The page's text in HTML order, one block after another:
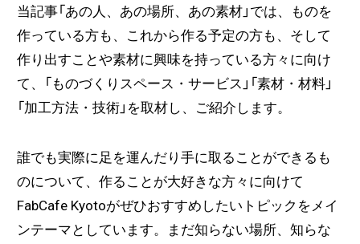
当記事「あの人、あの場所、あの素材」では、ものを
作っている方も、これから作る予定の方も、そして
作り出すことや素材に興味を持っている方々に向け
て、「ものづくりスペース・サービス」「素材・材料」
「加工方法・技術」を取材し、ご紹介します。
誰でも実際に足を運んだり手に取ることができるも
のについて、作ることが大好きな方々に向けて
FabCafe Kyotoがぜひおすすめしたいトピックをメイ
ンテーマとしています。まだ知らない場所、知らな